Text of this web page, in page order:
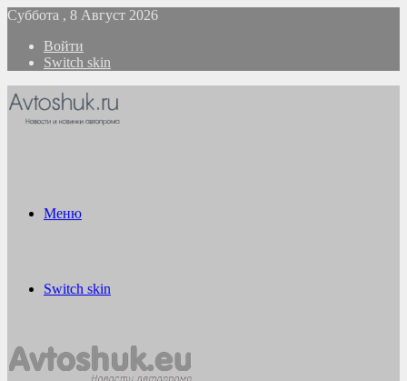
Суббота , 8 Август 2026
Войти
Switch skin
Меню
Switch skin